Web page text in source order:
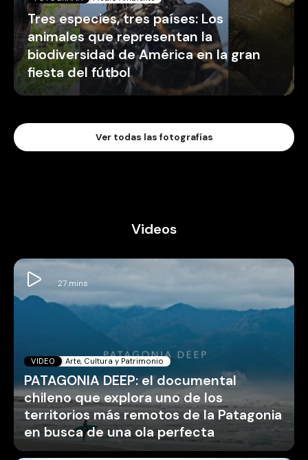
Tres especies, tres países: Los
animales que representan la
biodiversidad de América en la gran
fiesta del fútbol
Ver todas las fotografías
Videos
VIDEO Arte, Cultura y Patrimonio
PATAGONIA DEEP: el documental
chileno que explora uno de los
territorios más remotos de la Patagonia
en busca de una ola perfecta